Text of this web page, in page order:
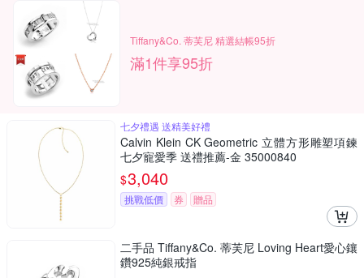
Tiffany&Co. 蒂芙尼 精選結帳95折
滿1件享95折
七夕禮遇 送精美好禮
Calvin Klein CK Geometric 立體方形雕塑項鍊
七夕寵愛季 送禮推薦-金 35000840
$3,040
挑戰低價 券 贈品
二手品 Tiffany&Co. 蒂芙尼 Loving Heart愛心鑲
鑽925純銀戒指